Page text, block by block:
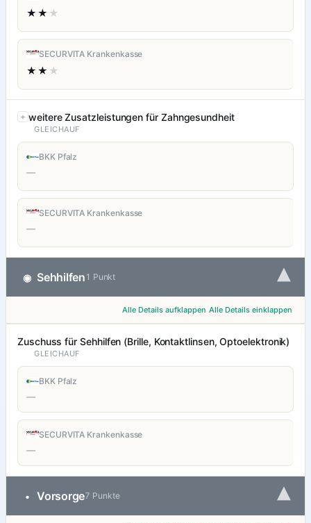
★★ ★
SECURVITA Krankenkasse
★★ ★
weitere Zusatzleistungen für Zahngesundheit
GLEICHAUF
BKK Pfalz
—
SECURVITA Krankenkasse
—
◉ Sehhilfen 1 Punkt ▾
Alle Details aufklappen Alle Details einklappen
Zuschuss für Sehhilfen (Brille, Kontaktlinsen, Optoelektronik)
GLEICHAUF
BKK Pfalz
—
SECURVITA Krankenkasse
—
• Vorsorge7 Punkte ▾